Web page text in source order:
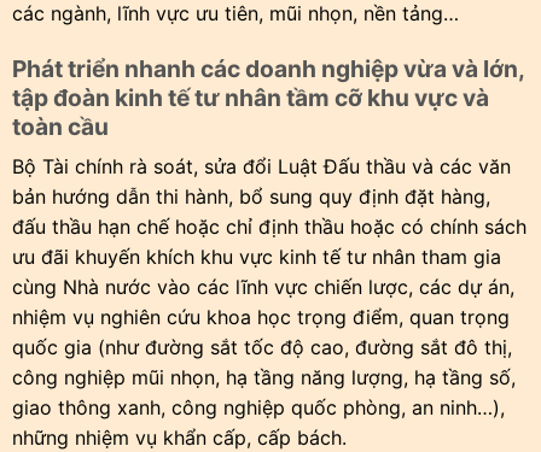
các ngành, lĩnh vực ưu tiên, mũi nhọn, nền tảng…
Phát triển nhanh các doanh nghiệp vừa và lớn,
tập đoàn kinh tế tư nhân tầm cỡ khu vực và
toàn cầu
Bộ Tài chính rà soát, sửa đổi Luật Đấu thầu và các văn
bản hướng dẫn thi hành, bổ sung quy định đặt hàng,
đấu thầu hạn chế hoặc chỉ định thầu hoặc có chính sách
ưu đãi khuyến khích khu vực kinh tế tư nhân tham gia
cùng Nhà nước vào các lĩnh vực chiến lược, các dự án,
nhiệm vụ nghiên cứu khoa học trọng điểm, quan trọng
quốc gia (như đường sắt tốc độ cao, đường sắt đô thị,
công nghiệp mũi nhọn, hạ tầng năng lượng, hạ tầng số,
giao thông xanh, công nghiệp quốc phòng, an ninh…),
những nhiệm vụ khẩn cấp, cấp bách.